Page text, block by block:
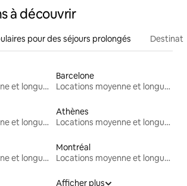
à découvrir
pour des séjours prolongés
Locations moyenne et longue durée
Barcelone
Locations moyenne et longue durée
Locations moyenne et longue durée
Athènes
Locations moyenne et longue durée
Locations moyenne et longue durée
Montréal
Locations moyenne et longue durée
Afficher plus